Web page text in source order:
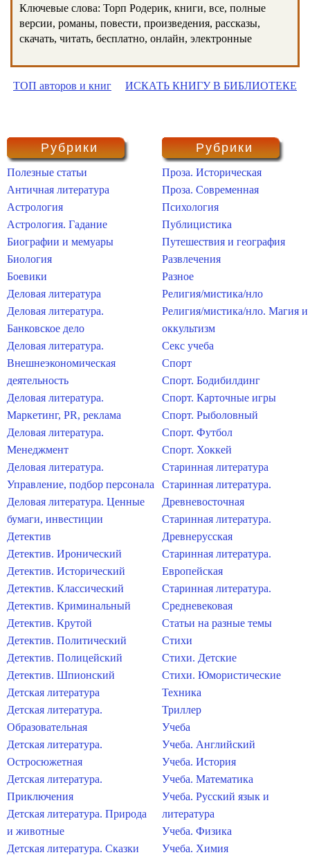
Ключевые слова: Торп Родерик, книги, все, полные
версии, романы, повести, произведения, рассказы,
скачать, читать, бесплатно, онлайн, электронные
ТОП авторов и книг ИСКАТЬ КНИГУ В БИБЛИОТЕКЕ
Рубрики
Полезные статьи
Античная литература
Астрология
Астрология. Гадание
Биографии и мемуары
Биология
Боевики
Деловая литература
Деловая литература.
Банковское дело
Деловая литература.
Внешнеэкономическая
деятельность
Деловая литература.
Маркетинг, PR, реклама
Деловая литература.
Менеджмент
Деловая литература.
Управление, подбор персонала
Деловая литература. Ценные
бумаги, инвестиции
Детектив
Детектив. Иронический
Детектив. Исторический
Детектив. Классический
Детектив. Криминальный
Детектив. Крутой
Детектив. Политический
Детектив. Полицейский
Детектив. Шпионский
Детская литература
Детская литература.
Образовательная
Детская литература.
Остросюжетная
Детская литература.
Приключения
Детская литература. Природа
и животные
Детская литература. Сказки
Рубрики
Проза. Историческая
Проза. Современная
Психология
Публицистика
Путешествия и география
Развлечения
Разное
Религия/мистика/нло
Религия/мистика/нло. Магия и
оккультизм
Секс учеба
Спорт
Спорт. Бодибилдинг
Спорт. Карточные игры
Спорт. Рыболовный
Спорт. Футбол
Спорт. Хоккей
Старинная литература
Старинная литература.
Древневосточная
Старинная литература.
Древнерусская
Старинная литература.
Европейская
Старинная литература.
Средневековая
Статьи на разные темы
Стихи
Стихи. Детские
Стихи. Юмористические
Техника
Триллер
Учеба
Учеба. Английский
Учеба. История
Учеба. Математика
Учеба. Русский язык и
литература
Учеба. Физика
Учеба. Химия